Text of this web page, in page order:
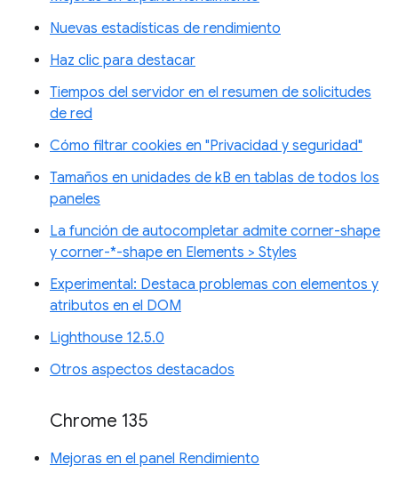
Nuevas estadísticas de rendimiento
Haz clic para destacar
Tiempos del servidor en el resumen de solicitudes
de red
Cómo filtrar cookies en "Privacidad y seguridad"
Tamaños en unidades de kB en tablas de todos los
paneles
La función de autocompletar admite corner-shape
y corner-*-shape en Elements > Styles
Experimental: Destaca problemas con elementos y
atributos en el DOM
Lighthouse 12.5.0
Otros aspectos destacados
Chrome 135
Mejoras en el panel Rendimiento